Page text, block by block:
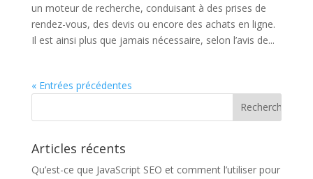
un moteur de recherche, conduisant à des prises de
rendez-vous, des devis ou encore des achats en ligne.
Il est ainsi plus que jamais nécessaire, selon l’avis de...
« Entrées précédentes
Articles récents
Qu’est-ce que JavaScript SEO et comment l’utiliser pour